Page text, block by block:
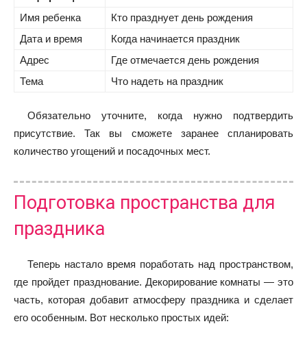
Имя ребенка
Кто празднует день рождения
Дата и время
Когда начинается праздник
Адрес
Где отмечается день рождения
Тема
Что надеть на праздник
Обязательно уточните, когда нужно подтвердить
присутствие. Так вы сможете заранее спланировать
количество угощений и посадочных мест.
Подготовка пространства для
праздника
Теперь настало время поработать над пространством,
где пройдет празднование. Декорирование комнаты — это
часть, которая добавит атмосферу праздника и сделает
его особенным. Вот несколько простых идей: